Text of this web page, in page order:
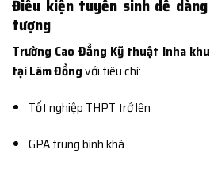
Điều kiện tuyển sinh dễ
tượng
Trường Cao Đẳng Kỹ thuật Inha
tại Lâm Đồngvới tiêu chí:
Tốt nghiệp THPT trở lên
GPA trung bình khá